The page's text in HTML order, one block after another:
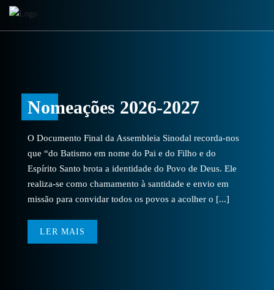
Nomeações 2026-2027
O Documento Final da Assembleia Sinodal recorda-nos
que “do Batismo em nome do Pai e do Filho e do
Espírito Santo brota a identidade do Povo de Deus. Ele
realiza-se como chamamento à santidade e envio em
missão para convidar todos os povos a acolher o [...]
LER MAIS